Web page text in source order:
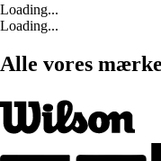
Loading...
Loading...
Alle vores